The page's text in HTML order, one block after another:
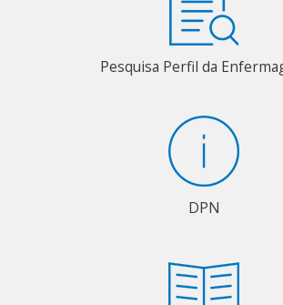
Pesquisa Perfil da
DPN